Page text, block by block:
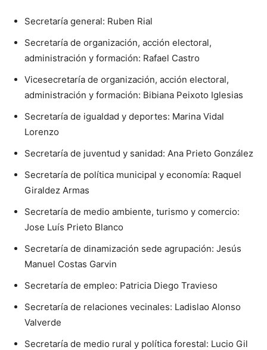
Secretaría general: Ruben Rial
Secretaría de organización, acción electoral,
administración y formación: Rafael Castro
Vicesecretaría de organización, acción electoral,
administración y formación: Bibiana Peixoto Iglesias
Secretaría de igualdad y deportes: Marina Vidal
Lorenzo
Secretaría de juventud y sanidad: Ana Prieto González
Secretaría de política municipal y economía: Raquel
Giraldez Armas
Secretaría de medio ambiente, turismo y comercio:
Jose Luís Prieto Blanco
Secretaría de dinamización sede agrupación: Jesús
Manuel Costas Garvin
Secretaría de empleo: Patricia Diego Travieso
Secretaría de relaciones vecinales: Ladislao Alonso
Valverde
Secretaría de medio rural y política forestal: Lucio Gil